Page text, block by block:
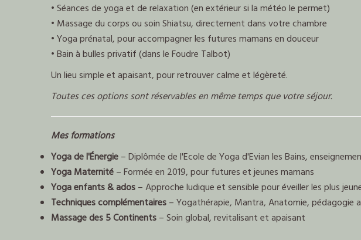
• Séances de yoga et de relaxation (en extérieur si la météo le permet)
• Massage du corps ou soin Shiatsu, directement dans votre chambre
• Yoga prénatal, pour accompagner les futures mamans en douceur
• Bain à bulles privatif (dans le Foudre Talbot)
Un lieu simple et apaisant, pour retrouver calme et légèreté.
Toutes ces options sont réservables en même temps que votre séjour.
Mes formations
Yoga de l'Énergie– Diplômée de l'Ecole de Yoga d'Evian les Bains,
Yoga Maternité– Formée en 2019, pour futures et jeunes mamans
Yoga enfants & ados– Approche ludique et sensible pour éveiller les plus
Techniques complémentaires– Yogathérapie, Mantra, Anatomie, pédagogie
Massage des 5 Continents– Soin global, revitalisant et apaisant